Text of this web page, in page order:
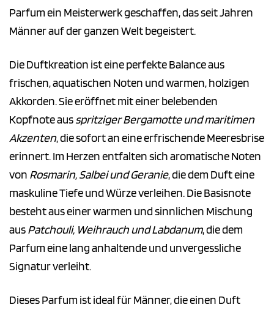
Parfum ein Meisterwerk geschaffen, das seit Jahren
Männer auf der ganzen Welt begeistert.
Die Duftkreation ist eine perfekte Balance aus
frischen, aquatischen Noten und warmen, holzigen
Akkorden. Sie eröffnet mit einer belebenden
Kopfnote ausspritziger Bergamotte und maritimen
Akzenten, die sofort an eine erfrischende Meeresbrise
erinnert. Im Herzen entfalten sich aromatische Noten
von Rosmarin, Salbei und Geranie, die dem Duft eine
maskuline Tiefe und Würze verleihen. Die Basisnote
besteht aus einer warmen und sinnlichen Mischung
ausPatchouli, Weihrauch und Labdanum, die dem
Parfum eine lang anhaltende und unvergessliche
Signatur verleiht.
Dieses Parfum ist ideal für Männer, die einen Duft